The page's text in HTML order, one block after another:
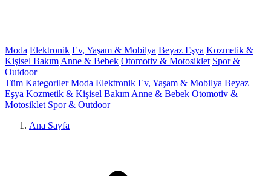
Moda Elektronik Ev, Yaşam & Mobilya Beyaz Eşya Kozmetik &
Kişisel Bakım Anne & Bebek Otomotiv & Motosiklet Spor &
Outdoor
Tüm Kategoriler Moda Elektronik Ev, Yaşam & Mobilya Beyaz
Eşya Kozmetik & Kişisel Bakım Anne & Bebek Otomotiv &
Motosiklet Spor & Outdoor
Ana Sayfa